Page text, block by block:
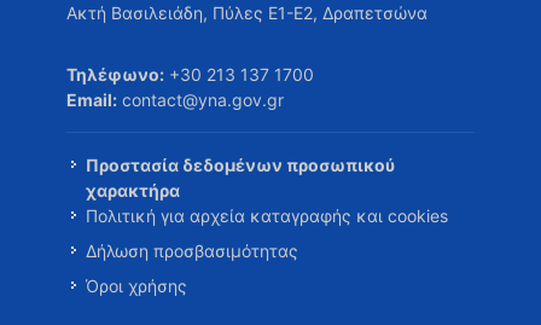
Ακτή Βασιλειάδη, Πύλες Ε1-Ε2, Δραπετσώνα
Τηλέφωνο: +30 213 137 1700
Email: contact@yna.gov.gr
Προστασία δεδομένων προσωπικού
χαρακτήρα
Πολιτική για αρχεία καταγραφής και cookies
Δήλωση προσβασιμότητας
Όροι χρήσης